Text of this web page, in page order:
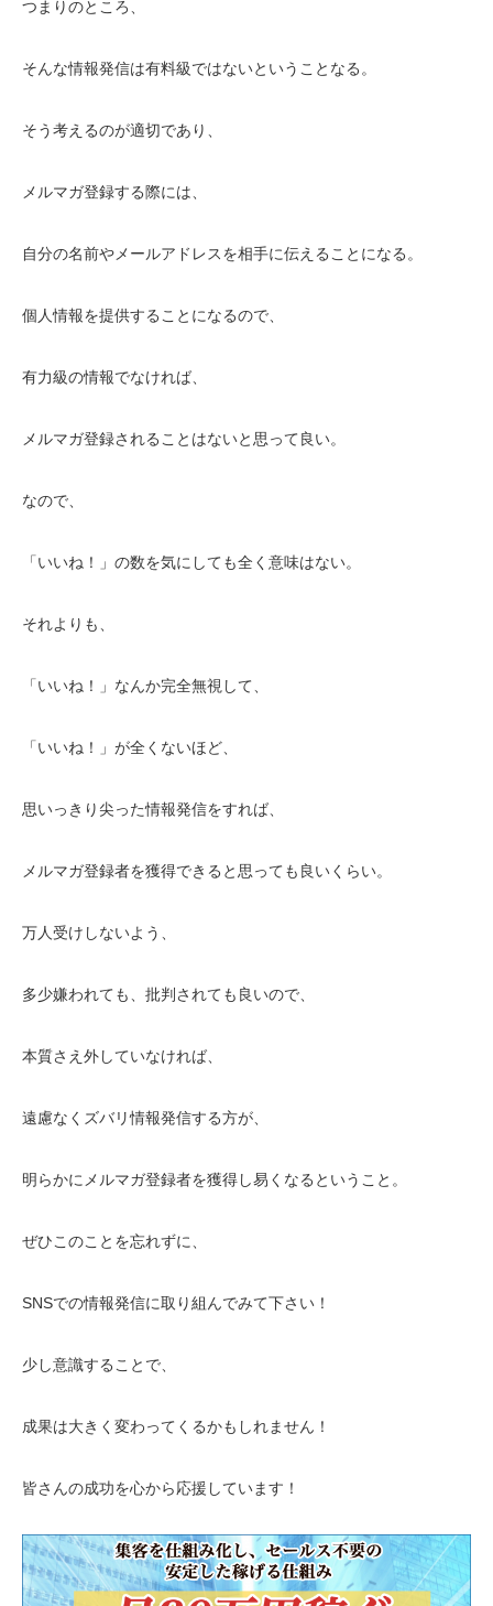
つまりのところ、
そんな情報発信は有料級ではないということなる。
そう考えるのが適切であり、
メルマガ登録する際には、
自分の名前やメールアドレスを相手に伝えることになる。
個人情報を提供することになるので、
有力級の情報でなければ、
メルマガ登録されることはないと思って良い。
なので、
「いいね！」の数を気にしても全く意味はない。
それよりも、
「いいね！」なんか完全無視して、
「いいね！」が全くないほど、
思いっきり尖った情報発信をすれば、
メルマガ登録者を獲得できると思っても良いくらい。
万人受けしないよう、
多少嫌われても、批判されても良いので、
本質さえ外していなければ、
遠慮なくズバリ情報発信する方が、
明らかにメルマガ登録者を獲得し易くなるということ。
ぜひこのことを忘れずに、
SNSでの情報発信に取り組んでみて下さい！
少し意識することで、
成果は大きく変わってくるかもしれません！
皆さんの成功を心から応援しています！